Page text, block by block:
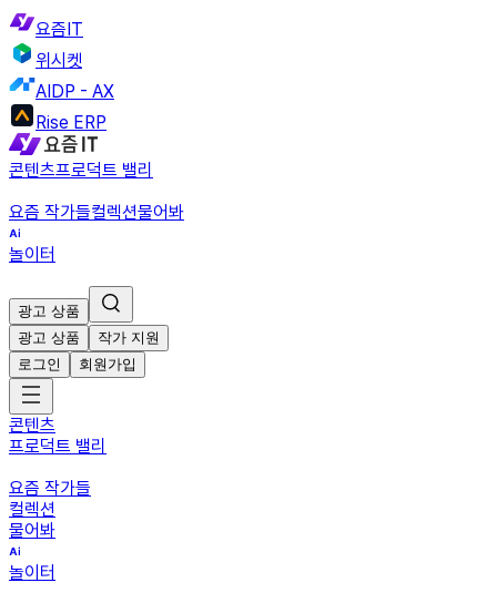
요즘IT
위시켓
AIDP - AX
Rise ERP
콘텐츠프로덕트 밸리
요즘 작가들컬렉션물어봐
놀이터
광고 상품
광고 상품
작가 지원
로그인
회원가입
콘텐츠
프로덕트 밸리
요즘 작가들
컬렉션
물어봐
놀이터